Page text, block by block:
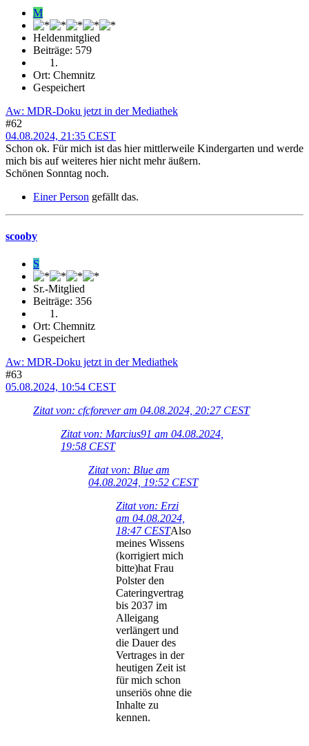
M
Heldenmitglied
Beiträge: 579
Ort: Chemnitz
Gespeichert
Aw: MDR-Doku jetzt in der Mediathek
#62
04.08.2024, 21:35 CEST
Schon ok. Für mich ist das hier mittlerweile Kindergarten und werde
mich bis auf weiteres hier nicht mehr äußern.
Schönen Sonntag noch.
Einer Person gefällt das.
scooby
S
Sr.-Mitglied
Beiträge: 356
Ort: Chemnitz
Gespeichert
Aw: MDR-Doku jetzt in der Mediathek
#63
05.08.2024, 10:54 CEST
Zitat von: cfcforever am 04.08.2024, 20:27 CEST
Zitat von: Marcius91 am 04.08.2024,
19:58 CEST
Zitat von: Blue am
04.08.2024, 19:52 CEST
Zitat von: Erzi
am 04.08.2024,
18:47 CESTAlso
meines Wissens
(korrigiert mich
bitte)hat Frau
Polster den
Cateringvertrag
bis 2037 im
Alleigang
verlängert und
die Dauer des
Vertrages in der
heutigen Zeit ist
für mich schon
unseriös ohne die
Inhalte zu
kennen.